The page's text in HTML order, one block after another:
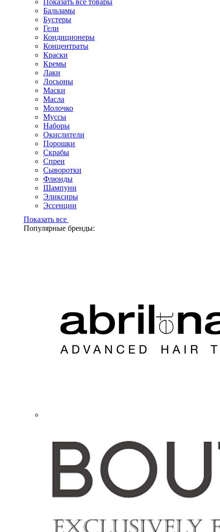
Показать все товары
Бальзамы
Бустеры
Гели
Кондиционеры
Концентраты
Краски
Кремы
Лаки
Лосьоны
Маски
Масла
Молочко
Муссы
Наборы
Окислители
Порошки
Скрабы
Спреи
Сыворотки
Флюиды
Шампуни
Эликсиры
Эссенции
Показать все
Популярные бренды: